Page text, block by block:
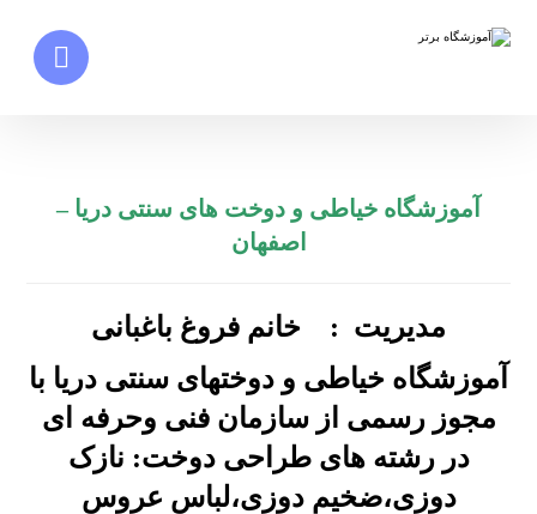
آموزشگاه خیاطی و دوخت های سنتی دریا –
اصفهان
مدیریت : خانم فروغ باغبانی
آموزشگاه خیاطی و دوختهای سنتی دریا با
مجوز رسمی از سازمان فنی وحرفه ای
در رشته های طراحی دوخت: نازک
دوزی،ضخیم دوزی،لباس عروس